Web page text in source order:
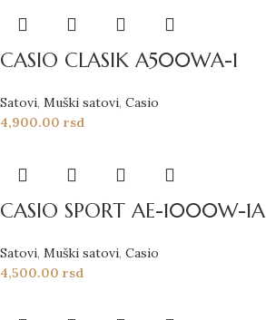
CASIO CLASIK A500WA-1
Satovi, Muški satovi, Casio
4,900.00 rsd
CASIO SPORT AE-1000W-1A
Satovi, Muški satovi, Casio
4,500.00 rsd